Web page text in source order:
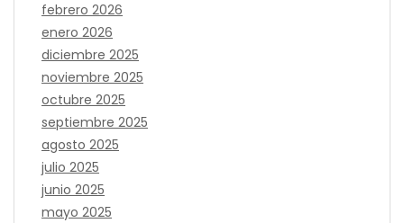
febrero 2026
enero 2026
diciembre 2025
noviembre 2025
octubre 2025
septiembre 2025
agosto 2025
julio 2025
junio 2025
mayo 2025